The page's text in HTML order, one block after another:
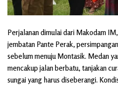
Perjalanan dimulai dari Makodam
jembatan Pante Perak,
sebelum menuju Montasik. Medan
mencakup jalan berbatu, tanjakan
sungai yang harus diseberangi.